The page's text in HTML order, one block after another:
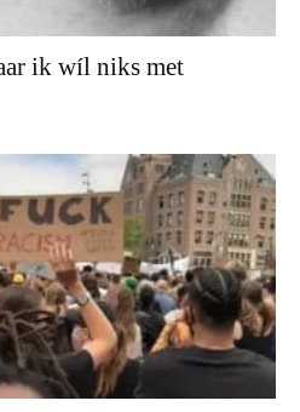
ik wíl niks met